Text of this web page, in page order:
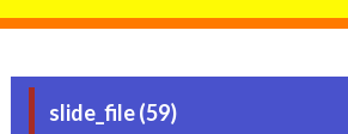
slide_file (59)